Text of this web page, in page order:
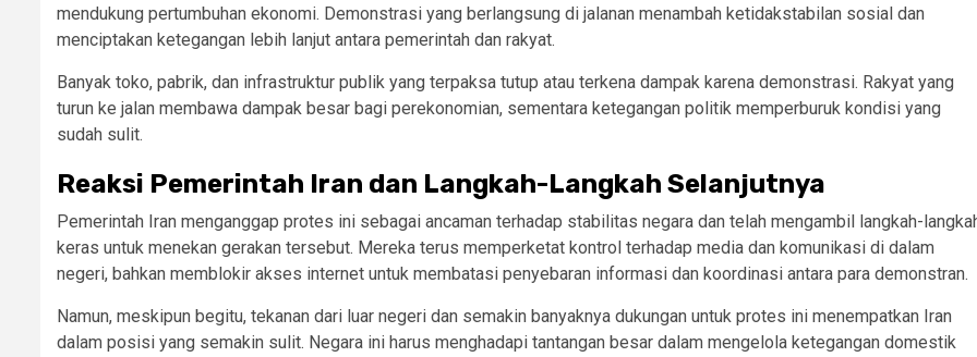
mendukung pertumbuhan ekonomi. Demonstrasi yang berlangsung di jalanan menambah ketidakstabilan sosial dan
menciptakan ketegangan lebih lanjut antara pemerintah dan rakyat.
Banyak toko, pabrik, dan infrastruktur publik yang terpaksa tutup atau terkena dampak karena demonstrasi. Rakyat yang
turun ke jalan membawa dampak besar bagi perekonomian, sementara ketegangan politik memperburuk kondisi yang
sudah sulit.
Reaksi Pemerintah Iran dan Langkah-Langkah Selanjutnya
Pemerintah Iran menganggap protes ini sebagai ancaman terhadap stabilitas negara dan telah mengambil langkah-
keras untuk menekan gerakan tersebut. Mereka terus memperketat kontrol terhadap media dan komunikasi di dalam
negeri, bahkan memblokir akses internet untuk membatasi penyebaran informasi dan koordinasi antara para demonstran.
Namun, meskipun begitu, tekanan dari luar negeri dan semakin banyaknya dukungan untuk protes ini menempatkan Iran
dalam posisi yang semakin sulit. Negara ini harus menghadapi tantangan besar dalam mengelola ketegangan domestik